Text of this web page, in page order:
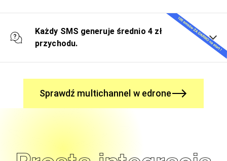
Każdy SMS generuje średnio 4 zł
przychodu.
Sprawdź multichannel w edrone